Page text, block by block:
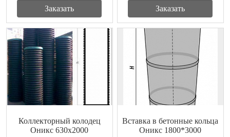
Заказать Заказать
Коллекторный колодец
Оникс 630x2000
Вставка в бетонные кольца
Оникс 1800*3000